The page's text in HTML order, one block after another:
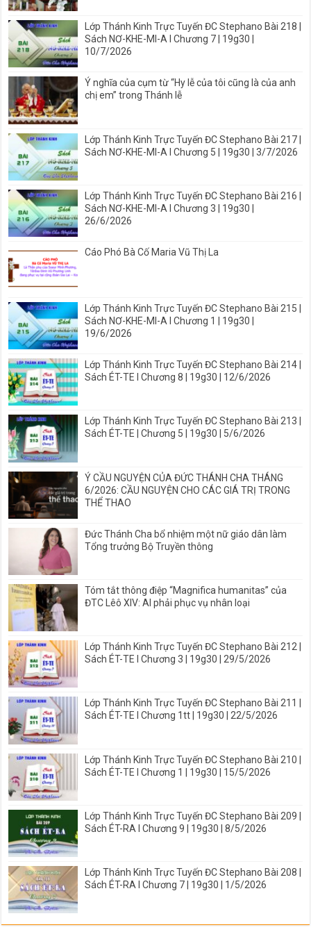
Lớp Thánh Kinh Trực Tuyến ĐC Stephano Bài 218 |
Sách NƠ-KHE-MI-A I Chương 7 | 19g30 |
10/7/2026
Ý nghĩa của cụm từ “Hy lễ của tôi cũng là của anh
chị em” trong Thánh lễ
Lớp Thánh Kinh Trực Tuyến ĐC Stephano Bài 217 |
Sách NƠ-KHE-MI-A I Chương 5 | 19g30 | 3/7/2026
Lớp Thánh Kinh Trực Tuyến ĐC Stephano Bài 216 |
Sách NƠ-KHE-MI-A I Chương 3 | 19g30 |
26/6/2026
Cáo Phó Bà Cố Maria Vũ Thị La
Lớp Thánh Kinh Trực Tuyến ĐC Stephano Bài 215 |
Sách NƠ-KHE-MI-A I Chương 1 | 19g30 |
19/6/2026
Lớp Thánh Kinh Trực Tuyến ĐC Stephano Bài 214 |
Sách ÉT-TE I Chương 8 | 19g30 | 12/6/2026
Lớp Thánh Kinh Trực Tuyến ĐC Stephano Bài 213 |
Sách ÉT-TE | Chương 5 | 19g30 | 5/6/2026
Ý CẦU NGUYỆN CỦA ĐỨC THÁNH CHA THÁNG
6/2026: CẦU NGUYỆN CHO CÁC GIÁ TRỊ TRONG
THỂ THAO
Đức Thánh Cha bổ nhiệm một nữ giáo dân làm
Tổng trưởng Bộ Truyền thông
Tóm tắt thông điệp “Magnifica humanitas” của
ĐTC Lêô XIV: AI phải phục vụ nhân loại
Lớp Thánh Kinh Trực Tuyến ĐC Stephano Bài 212 |
Sách ÉT-TE I Chương 3 | 19g30 | 29/5/2026
Lớp Thánh Kinh Trực Tuyến ĐC Stephano Bài 211 |
Sách ÉT-TE I Chương 1tt | 19g30 | 22/5/2026
Lớp Thánh Kinh Trực Tuyến ĐC Stephano Bài 210 |
Sách ÉT-TE I Chương 1 | 19g30 | 15/5/2026
Lớp Thánh Kinh Trực Tuyến ĐC Stephano Bài 209 |
Sách ÉT-RA I Chương 9 | 19g30 | 8/5/2026
Lớp Thánh Kinh Trực Tuyến ĐC Stephano Bài 208 |
Sách ÉT-RA I Chương 7 | 19g30 | 1/5/2026